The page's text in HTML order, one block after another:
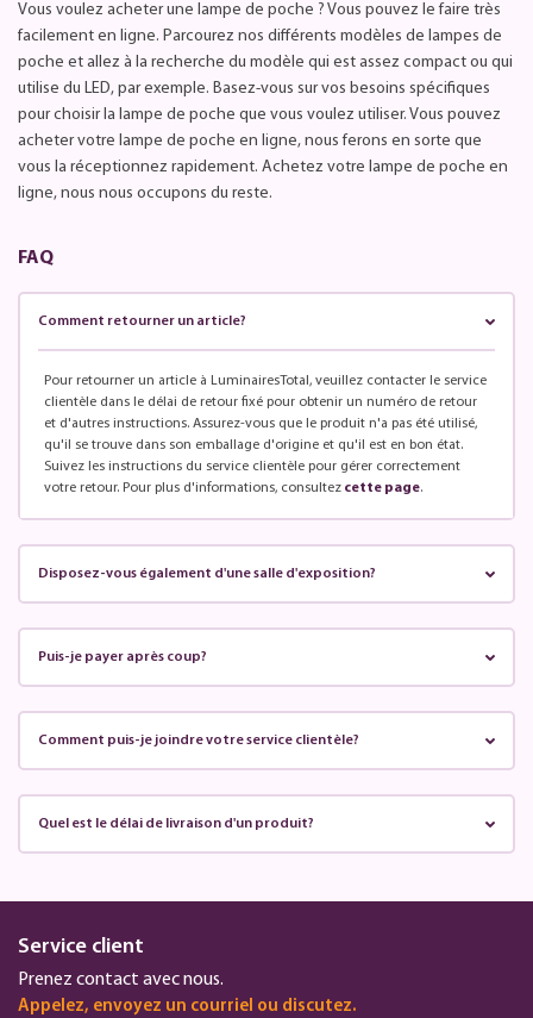
Vous voulez acheter une lampe de poche ? Vous pouvez le faire très
facilement en ligne. Parcourez nos différents modèles de lampes de
poche et allez à la recherche du modèle qui est assez compact ou qui
utilise du LED, par exemple. Basez-vous sur vos besoins spécifiques
pour choisir la lampe de poche que vous voulez utiliser. Vous pouvez
acheter votre lampe de poche en ligne, nous ferons en sorte que
vous la réceptionnez rapidement. Achetez votre lampe de poche en
ligne, nous nous occupons du reste.
FAQ
Comment retourner un article?
Pour retourner un article à LuminairesTotal, veuillez contacter le service
clientèle dans le délai de retour fixé pour obtenir un numéro de retour
et d'autres instructions. Assurez-vous que le produit n'a pas été utilisé,
qu'il se trouve dans son emballage d'origine et qu'il est en bon état.
Suivez les instructions du service clientèle pour gérer correctement
votre retour. Pour plus d'informations, consultez cette page.
Disposez-vous également d'une salle d'exposition?
Puis-je payer après coup?
Comment puis-je joindre votre service clientèle?
Quel est le délai de livraison d'un produit?
Service client
Prenez contact avec nous.
Appelez, envoyez un courriel ou discutez.